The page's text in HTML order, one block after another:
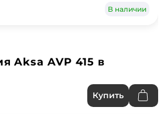
В наличии
Aksa AVP 415 в
Купить